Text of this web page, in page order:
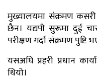
मुख्यालयमा संक्रमण
छैन। यद्यपी सुरूमा दुई
परीक्षण गर्दा संक्रमण पुष्टि
यसअघि प्रहरी प्रधान
थियो।